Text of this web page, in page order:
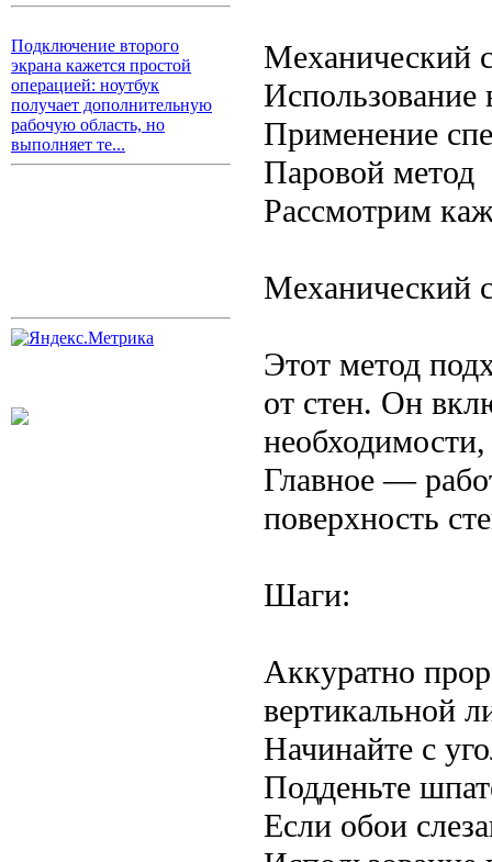
Подключение второго
экрана кажется простой
операцией: ноутбук
получает дополнительную
рабочую область, но
выполняет те...
Механический
Применение
Паровой метод
Рассмотрим
Механический
Этот метод
от стен. Он
Главное —
поверхность
Шаги:
Аккуратно
вертикальной
Начинайте с
Подденьте
Если обои